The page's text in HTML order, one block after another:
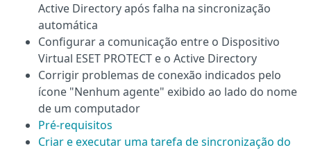
Active Directory após falha na sincronização
automática
Configurar a comunicação entre o Dispositivo
Virtual ESET PROTECT e o Active Directory
Corrigir problemas de conexão indicados pelo
ícone "Nenhum agente" exibido ao lado do nome
de um computador
Pré-requisitos
Criar e executar uma tarefa de sincronização do